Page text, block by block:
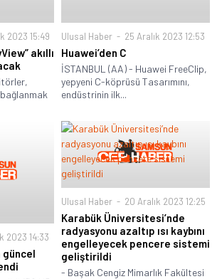
2023 15:49
akıllı
bağlanmak
Ulusal Haber 25 Aralık 2023 12:53
Huawei’den C
İSTANBUL (AA) - Huawei FreeClip,
yepyeni C-köprüsü Tasarımını,
endüstrinin ilk...
2023 14:33
güncel
Ulusal Haber 20 Aralık 2023 12:25
Karabük Üniversitesi’nde
radyasyonu azaltıp ısı kaybını
engelleyecek pencere sistemi
geliştirildi
- Başak Cengiz Mimarlık Fakültesi